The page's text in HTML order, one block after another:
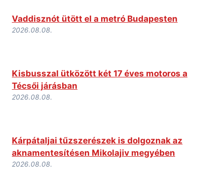
Vaddisznót ütött el a metró Budapesten
2026.08.08.
Kisbusszal ütközött két 17 éves motoros a
Técsői járásban
2026.08.08.
Kárpátaljai tűzszerészek is dolgoznak az
aknamentesítésen Mikolajiv megyében
2026.08.08.